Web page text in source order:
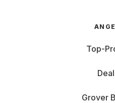
Top-
Grover